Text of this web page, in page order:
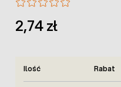
2,74 zł
Ilość Rabat